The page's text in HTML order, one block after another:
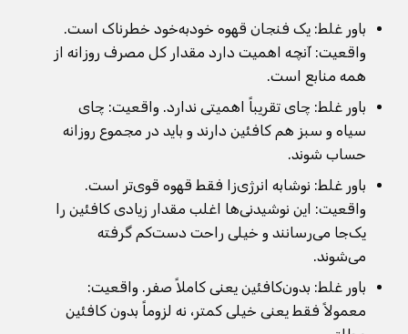
باور غلط: یک فنجان قهوه خودبه‌خود خطرناک است.
واقعیت: آنچه اهمیت دارد مقدار کل مصرف روزانه از
همه منابع است.
باور غلط: چای تقریباً اهمیتی ندارد. واقعیت: چای
سیاه و سبز هم کافئین دارند و باید در مجموع روزانه
حساب شوند.
باور غلط: نوشابه انرژی‌زا فقط قهوه قوی‌تر است.
واقعیت: این نوشیدنی‌ها اغلب مقدار زیادی کافئین را
یک‌جا می‌رسانند و خیلی راحت دست‌کم گرفته
می‌شوند.
باور غلط: بدون‌کافئین یعنی کاملاً صفر. واقعیت:
معمولاً فقط یعنی خیلی کمتر، نه لزوماً بدون کافئین